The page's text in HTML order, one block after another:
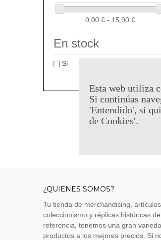
0,00 € - 15,00 €
En stock
Si
¿QUIENES SOMOS?
Tu tienda de merchandising,
coleccionismo y réplicas históricas de
referencia, tenemos una gran
productos a los mejores precios. Si
Esta web utiliza
Si continúas
'Entendido', si
de Cookies'.